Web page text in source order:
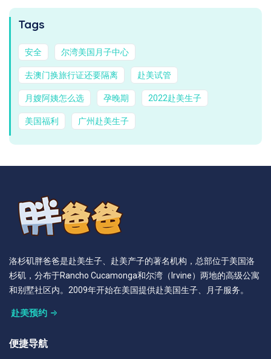
Tags
安全 尔湾美国月子中心
去澳门换旅行证还要隔离 赴美试管
月嫂阿姨怎么选 孕晚期 2022赴美生子
美国福利 广州赴美生子
洛杉矶胖爸爸是赴美生子、赴美产子的著名机构，总部位于美国洛
杉矶，分布于Rancho Cucamonga和尔湾（Irvine）两地的高级公寓
和别墅社区内。2009年开始在美国提供赴美国生子、月子服务。
赴美预约
便捷导航